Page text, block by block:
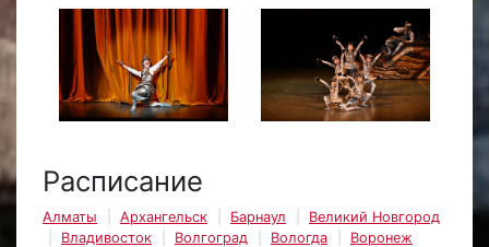
Расписание
Алматы Архангельск Барнаул
Великий Новгород
Владивосток
Волгоград Вологда
Воронеж